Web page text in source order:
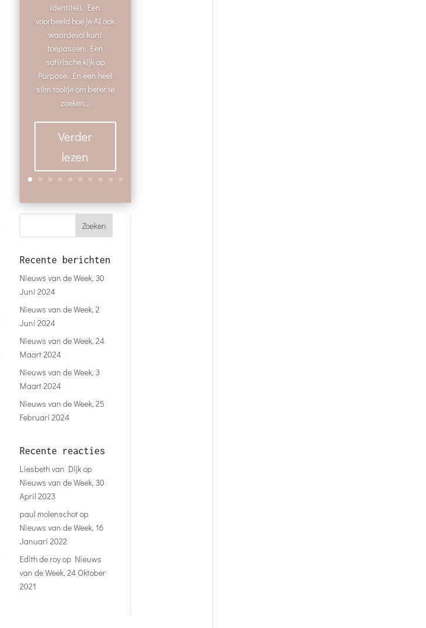
identiteit. Een
voorbeeld hoe je AI ook
waardevol kunt
toepassen. Een
satirische kijk op
Purpose. En een heel
slim tooltje om beter te
zoeken...
Verder
lezen
Recente berichten
Nieuws van de Week, 30
Juni 2024
Nieuws van de Week, 2
Juni 2024
Nieuws van de Week, 24
Maart 2024
Nieuws van de Week, 3
Maart 2024
Nieuws van de Week, 25
Februari 2024
Recente reacties
Liesbeth van Dijkop
Nieuws van de Week, 30
April 2023
paul molenschotop
Nieuws van de Week, 16
Januari 2022
Edith de royop Nieuws
van de Week, 24 Oktober
2021